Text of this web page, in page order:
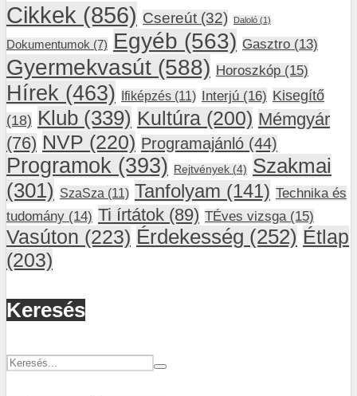
Cikkek (856) Csereút (32) Daloló (1)
Dokumentumok (7) Egyéb (563) Gasztro (13)
Gyermekvasút (588) Horoszkóp (15)
Hírek (463) Ifiképzés (11) Interjú (16) Kisegítő
(18) Klub (339) Kultúra (200) Mémgyár
(76) NVP (220) Programajánló (44)
Programok (393) Rejtvények (4) Szakmai
(301) SzaSza (11) Tanfolyam (141) Technika és
tudomány (14) Ti írtátok (89) TÉves vizsga (15)
Vasúton (223) Érdekesség (252) Étlap
(203)
Keresés